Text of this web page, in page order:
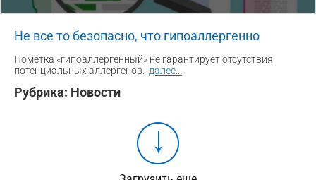
Не все то безопасно, что гипоаллергенно
Пометка «гипоаллергенный» не гарантирует отсутствия
потенциальных аллергенов. далее...
Рубрика: Новости